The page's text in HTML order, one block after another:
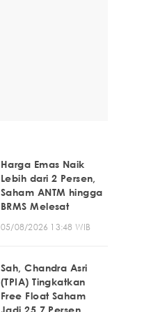
Harga Emas Naik
Lebih dari 2 Persen,
Saham ANTM hingga
BRMS Melesat
05/08/2026 13:48 WIB
Sah, Chandra Asri
(TPIA) Tingkatkan
Free Float Saham
Jadi 25,7 Persen